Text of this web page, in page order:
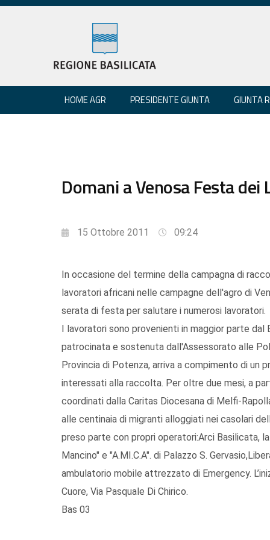
HOME AGR PRESIDENTE GIUNTA GIUNTA
Domani a Venosa Festa
15 Ottobre 2011 09:24
In occasione del termine della campagna di
lavoratori africani nelle campagne dell'agro di
serata di festa per salutare i numerosi lavoratori.
I lavoratori sono provenienti in maggior parte dal
patrocinata e sostenuta dall'Assessorato alle
Provincia di Potenza, arriva a compimento di
interessati alla raccolta. Per oltre due mesi, a
coordinati dalla Caritas Diocesana di Melfi-
alle centinaia di migranti alloggiati nei casolari
preso parte con propri operatori:Arci Basilicata,
Mancino" e "A.MI.C.A". di Palazzo S.
ambulatorio mobile attrezzato di Emergency.
Cuore, Via Pasquale Di Chirico.
Bas 03